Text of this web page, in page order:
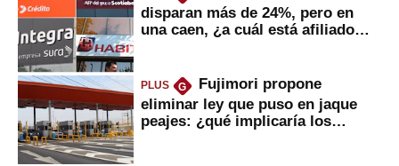
disparan más de 24%, pero en
una caen, ¿a cuál está afiliado
PLUS G
Fujimori propone
eliminar ley que puso en jaque
peajes: ¿qué implicaría los